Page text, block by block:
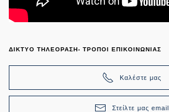
ΔΙΚΤΥΟ ΤΗΛΕΟΡΑΣΗ- ΤΡΟΠΟΙ ΕΠΙΚΟΙΝΩΝΙΑΣ
Καλέστε μας
Στείλτε μας email